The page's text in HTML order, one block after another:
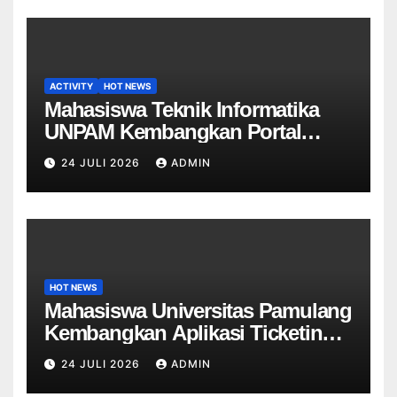
ACTIVITY HOT NEWS
Mahasiswa Teknik Informatika
UNPAM Kembangkan Portal
Informasi Sekolah Berbasis Web
untuk SDN Curug 4
24 JULI 2026 ADMIN
HOT NEWS
Mahasiswa Universitas Pamulang
Kembangkan Aplikasi Ticketing
Helpdesk untuk Divisi Sapras
Universitas Tangerang raya
24 JULI 2026 ADMIN